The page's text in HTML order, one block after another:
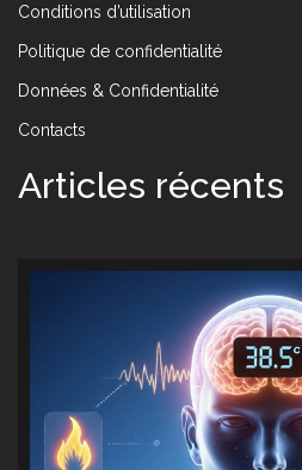
Conditions d’utilisation
Politique de confidentialité
Données & Confidentialité
Contacts
Articles récents